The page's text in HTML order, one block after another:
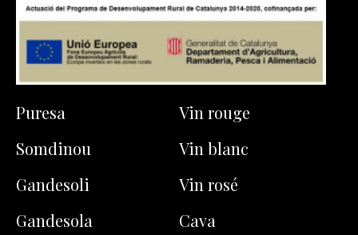
Puresa
Somdinou
Gandesoli
Gandesola
Vin rouge
Vin blanc
Vin rosé
Cava